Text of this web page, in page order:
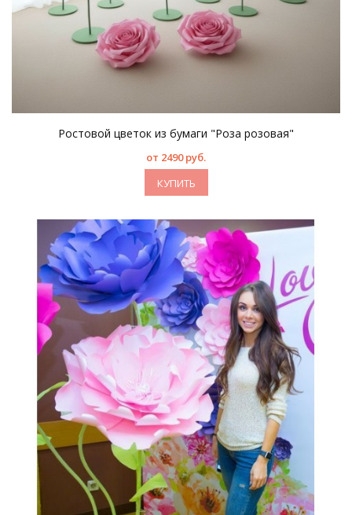
Ростовой цветок из бумаги "Роза розовая"
от 2490 руб.
КУПИТЬ